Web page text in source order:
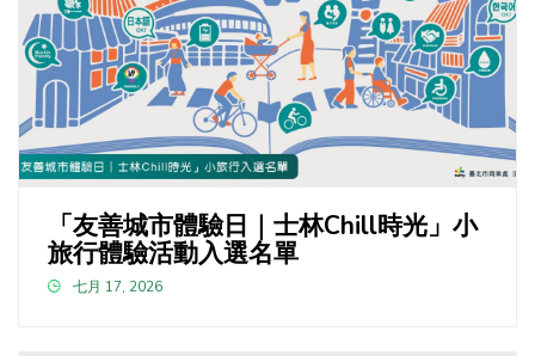
「友善城市體驗日｜士林Chill時光」小
旅行體驗活動入選名單
七月 17, 2026